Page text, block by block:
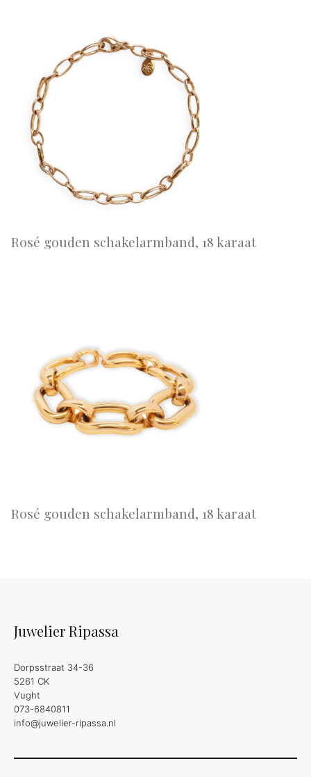
Rosé gouden schakelarmband, 18 karaat
Rosé gouden schakelarmband, 18 karaat
Juwelier Ripassa
Dorpsstraat 34-36
5261 CK
Vught
073-6840811
info@juwelier-ripassa.nl